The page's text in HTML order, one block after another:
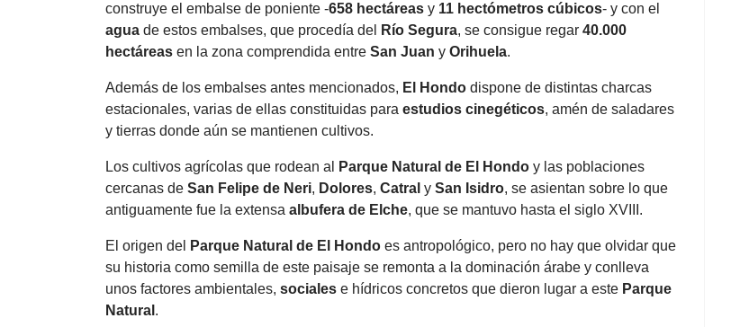
construye el embalse de poniente -658 hectáreas y 11 hectómetros cúbicos- y con el
agua de estos embalses, que procedía del Río Segura, se consigue regar 40.000
hectáreas en la zona comprendida entre San Juan y Orihuela.
Además de los embalses antes mencionados, El Hondo dispone de distintas charcas
estacionales, varias de ellas constituidas para estudios cinegéticos, amén de saladares
y tierras donde aún se mantienen cultivos.
Los cultivos agrícolas que rodean al Parque Natural de El Hondo y las poblaciones
cercanas de San Felipe de Neri, Dolores, Catral y San Isidro, se asientan sobre lo que
antiguamente fue la extensa albufera de Elche, que se mantuvo hasta el siglo XVIII.
El origen del Parque Natural de El Hondo es antropológico, pero no hay que olvidar que
su historia como semilla de este paisaje se remonta a la dominación árabe y conlleva
unos factores ambientales, sociales e hídricos concretos que dieron lugar a este Parque
Natural .